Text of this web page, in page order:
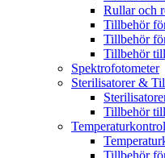
Rullar och
Tillbehör
Tillbehör
Tillbehör
Spektrofotometer
Sterilisatorer &
Tillbehör
Tillbehör